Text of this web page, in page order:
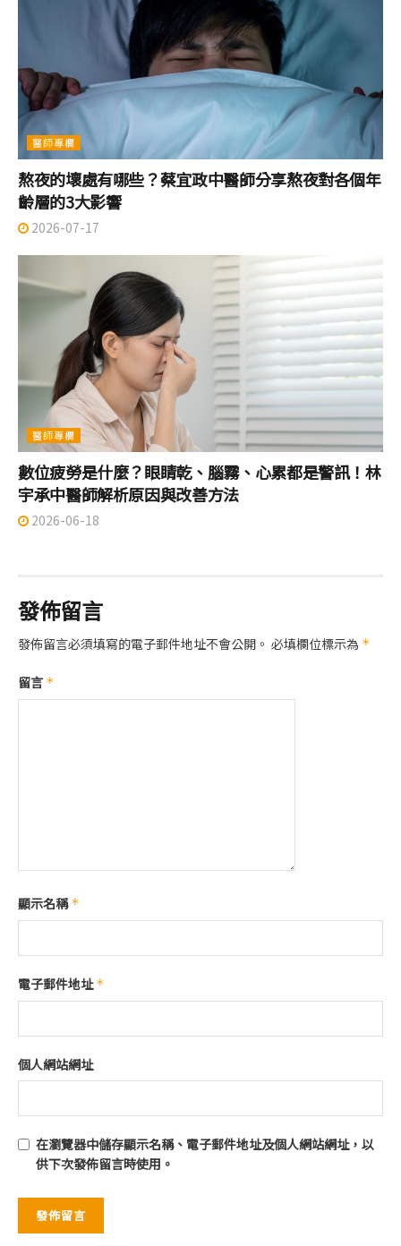
醫師專欄
熬夜的壞處有哪些？蔡宜政中醫師分享熬夜對各個年
齡層的3大影響
2026-07-17
醫師專欄
數位疲勞是什麼？眼睛乾、腦霧、心累都是警訊！林
宇承中醫師解析原因與改善方法
2026-06-18
發佈留言
發佈留言必須填寫的電子郵件地址不會公開。 必填欄位標示為 *
留言*
顯示名稱*
電子郵件地址*
個人網站網址
在瀏覽器中儲存顯示名稱、電子郵件地址及個人網站網址，以
供下次發佈留言時使用。